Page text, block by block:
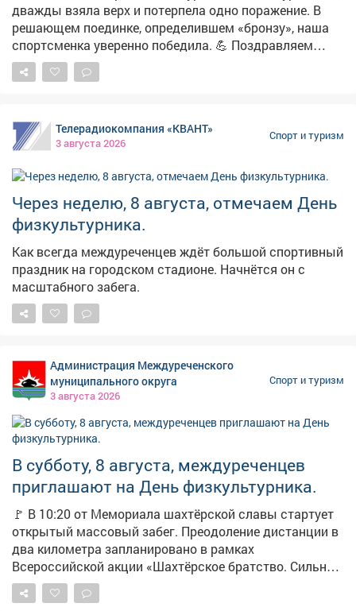
самосовершенствованию. Присоединяйтесь и вы к
движению ГТО в городе Новокузнецке!
дважды взяла верх и потерпела одно поражение. В
решающем поединке, определившем «бронзу», наша
спортсменка уверенно победила. 💪 Поздравляем
Дарью от имени всех междуреченцев, так держать!
Телерадиокомпания «КВАНТ»
3 августа 2026
Спорт и туризм
Через неделю, 8 августа, отмечаем День
физкультурника.
Как всегда междуреченцев ждёт большой спортивный
праздник на городском стадионе. Начнётся он с
масштабного забега.
Администрация Междуреченского
муниципального округа
3 августа 2026
Спорт и туризм
В субботу, 8 августа, междуреченцев
приглашают на День физкультурника.
🚩 В 10:20 от Мемориала шахтёрской славы стартует
открытый массовый забег. Преодоление дистанции в
два километра запланировано в рамках
Всероссийской акции «Шахтёрское братство. Сильные
духом». Сбор в 09:30, телефон для справок: 2-10-09.
Участники забега финишируют на стадионе